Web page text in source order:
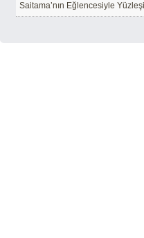
Saitama’nın Eğlencesiyle